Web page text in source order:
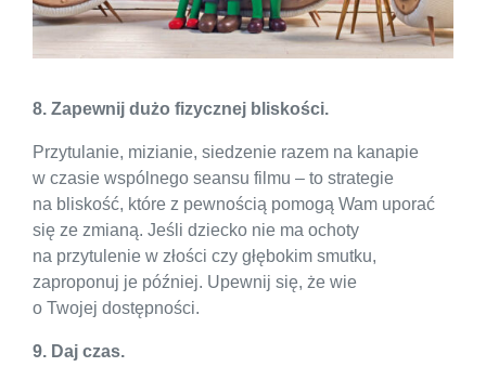
8. Zapewnij dużo fizycznej bliskości.
Przytulanie, mizianie, siedzenie razem na kanapie
w czasie wspólnego seansu filmu – to strategie
na bliskość, które z pewnością pomogą Wam uporać
się ze zmianą. Jeśli dziecko nie ma ochoty
na przytulenie w złości czy głębokim smutku,
zaproponuj je później. Upewnij się, że wie
o Twojej dostępności.
9. Daj czas.